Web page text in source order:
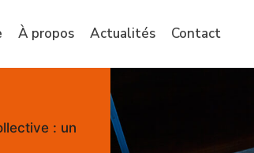
À propos Actualités Contact
: un